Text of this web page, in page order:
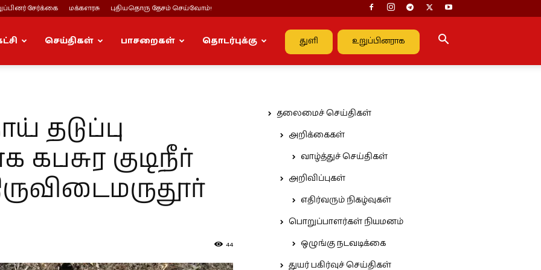
சேர்க்கை மக்களரசு புதியதொரு தேசம் செய்வோம்!
துளி உறுப்பினராக
செய்திகள் பாசறைகள் தொடர்புக்கு
குடிநீர்
44
தலைமைச் செய்திகள்
அறிக்கைகள்
வாழ்த்துச் செய்திகள்
அறிவிப்புகள்
எதிர்வரும் நிகழ்வுகள்
பொறுப்பாளர்கள் நியமனம்
ஒழுங்கு நடவடிக்கை
துயர் பகிர்வுச் செய்திகள்